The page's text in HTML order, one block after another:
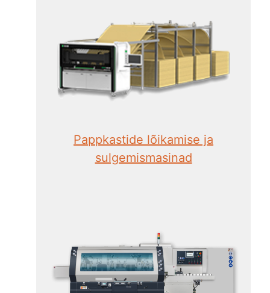
Pappkastide lõikamise ja
sulgemismasinad